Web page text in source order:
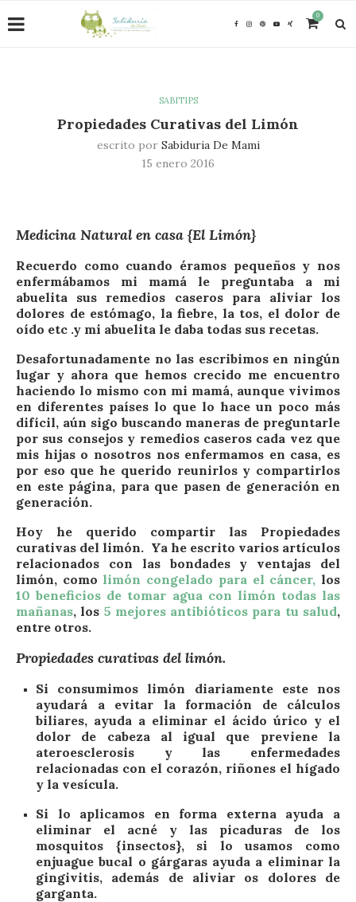
0
SABITIPS
Propiedades Curativas del Limón
escrito por Sabiduria De Mami
15 enero 2016
Medicina Natural en casa {El Limón}
Recuerdo como cuando éramos pequeños y nos
enfermábamos mi mamá le preguntaba a mi
abuelita sus remedios caseros para aliviar los
dolores de estómago, la fiebre, la tos, el dolor de
oído etc .y mi abuelita le daba todas sus recetas.
Desafortunadamente no las escribimos en ningún
lugar y ahora que hemos crecido me encuentro
haciendo lo mismo con mi mamá, aunque vivimos
en diferentes países lo que lo hace un poco más
difícil, aún sigo buscando maneras de preguntarle
por sus consejos y remedios caseros cada vez que
mis hijas o nosotros nos enfermamos en casa, es
por eso que he querido reunirlos y compartirlos
en este página, para que pasen de generación en
generación.
Hoy he querido compartir las Propiedades
curativas del limón. Ya he escrito varios artículos
relacionados con las bondades y ventajas del
limón, como limón congelado para el cáncer, los
10 beneficios de tomar agua con limón todas las
mañanas, los 5 mejores antibióticos para tu salud,
entre otros.
Propiedades curativas del limón.
Si consumimos limón diariamente este nos
ayudará a evitar la formación de cálculos
biliares, ayuda a eliminar el ácido úrico y el
dolor de cabeza al igual que previene la
ateroesclerosis y las enfermedades
relacionadas con el corazón, riñones el hígado
y la vesícula.
Si lo aplicamos en forma externa ayuda a
eliminar el acné y las picaduras de los
mosquitos {insectos}, si lo usamos como
enjuague bucal o gárgaras ayuda a eliminar la
gingivitis, además de aliviar os dolores de
garganta.